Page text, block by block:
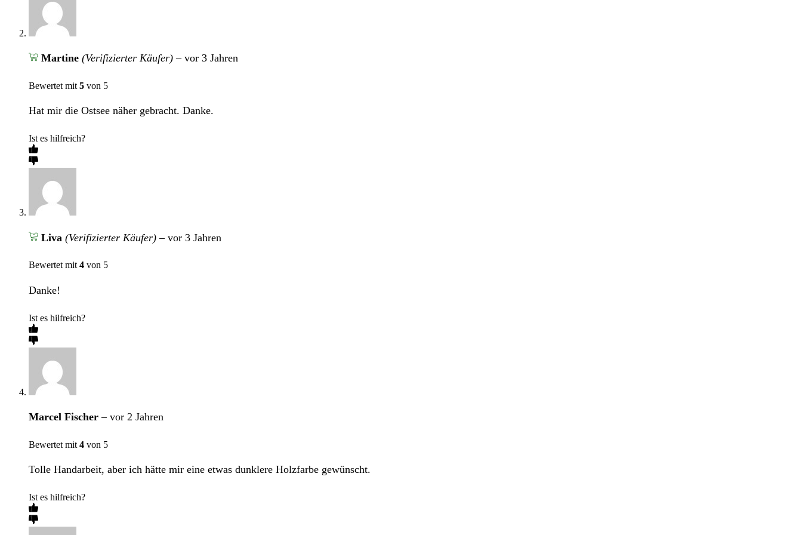
Martine (Verifizierter Käufer) – vor 3 Jahren
Bewertet mit 5 von 5
Hat mir die Ostsee näher gebracht. Danke.
Ist es hilfreich?
Liva (Verifizierter Käufer) – vor 3 Jahren
Bewertet mit4 von 5
Danke!
Ist es hilfreich?
Marcel Fischer– vor 2 Jahren
Bewertet mit 4 von 5
Tolle Handarbeit, aber ich hätte mir eine etwas dunklere Holzfarbe gewünscht.
Ist es hilfreich?